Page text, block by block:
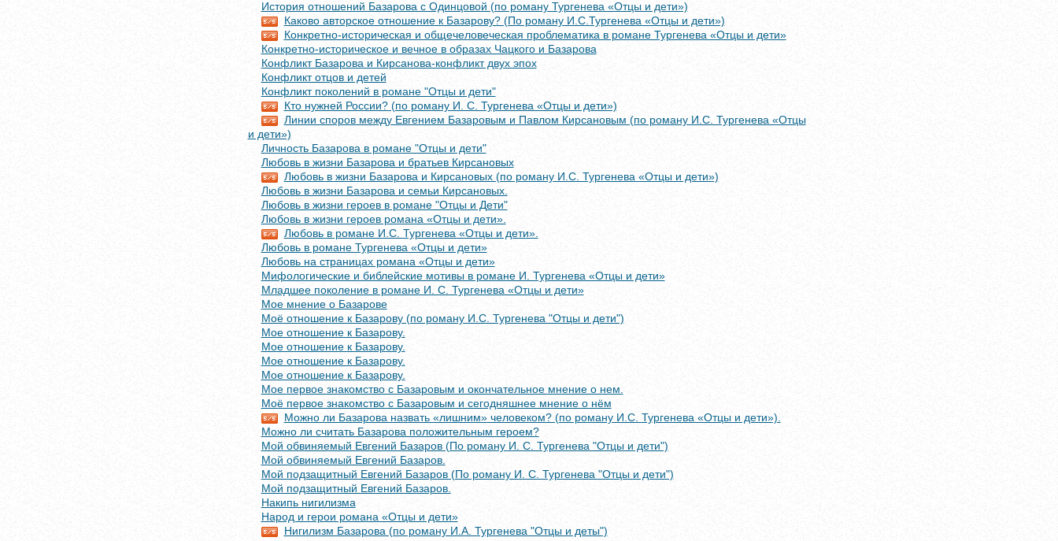
История отношений Базарова с Одинцовой (по роману Тургенева «Отцы и дети»)
Каково авторское отношение к Базарову? (По роману И.С.Тургенева «Отцы и дети»)
Конкретно-историческая и общечеловеческая проблематика в романе Тургенева «Отцы и дети»
Конкретно-историческое и вечное в образах Чацкого и Базарова
Конфликт Базарова и Кирсанова-конфликт двух эпох
Конфликт отцов и детей
Конфликт поколений в романе "Отцы и дети"
Кто нужней России? (по роману И. С. Тургенева «Отцы и дети»)
Линии споров между Евгением Базаровым и Павлом Кирсановым (по роману И.С. Тургенева «Отцы
и дети»)
Личность Базарова в романе "Отцы и дети"
Любовь в жизни Базарова и братьев Кирсановых
Любовь в жизни Базарова и Кирсановых (по роману И.С. Тургенева «Отцы и дети»)
Любовь в жизни Базарова и семьи Кирсановых.
Любовь в жизни героев в романе "Отцы и Дети"
Любовь в жизни героев романа «Отцы и дети».
Любовь в романе И.С. Тургенева «Отцы и дети».
Любовь в романе Тургенева «Отцы и дети»
Любовь на страницах романа «Отцы и дети»
Мифологические и библейские мотивы в романе И. Тургенева «Отцы и дети»
Младшее поколение в романе И. С. Тургенева «Отцы и дети»
Мое мнение о Базарове
Моё отношение к Базарову (по роману И.С. Тургенева "Отцы и дети")
Мое отношение к Базарову.
Мое отношение к Базарову.
Мое отношение к Базарову.
Мое отношение к Базарову.
Мое первое знакомство с Базаровым и окончательное мнение о нем.
Моё первое знакомство с Базаровым и сегодняшнее мнение о нём
Можно ли Базарова назвать «лишним» человеком? (по роману И.С. Тургенева «Отцы и дети»).
Можно ли считать Базарова положительным героем?
Мой обвиняемый Евгений Базаров (По роману И. С. Тургенева "Отцы и дети")
Мой обвиняемый Евгений Базаров.
Мой подзащитный Евгений Базаров (По роману И. С. Тургенева "Отцы и дети")
Мой подзащитный Евгений Базаров.
Накипь нигилизма
Народ и герои романа «Отцы и дети»
Нигилизм Базарова (по роману И.А. Тургенева "Отцы и деты")